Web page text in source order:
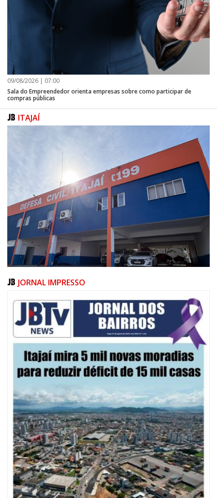
09/08/2026 | 07:00
Sala do Empreendedor orienta empresas sobre como participar de
compras públicas
ITAJAÍ
09/08/2026 | 07:00
Defesa Civil de Itajaí apresentará plano de contingência contra El Niño na
ITAJAÍ
JORNAL IMPRESSO